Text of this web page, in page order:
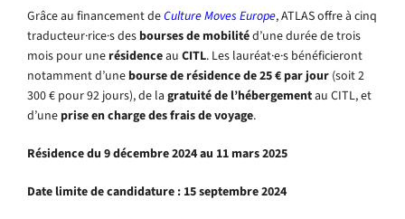
Grâce au financement deCulture Moves Europe, ATLAS offre à cinq
traducteur·rice·s desbourses de mobilitéd’une durée de trois
mois pour unerésidenceau CITL. Les lauréat·e·s bénéficieront
notamment d’unebourse de résidence de 25 € par jour (soit 2
300 € pour 92 jours), de la gratuité de l’hébergementau CITL, et
d’uneprise en charge des frais de voyage.
Résidence du 9 décembre 2024 au 11 mars 2025
Date limite de candidature : 15 septembre 2024